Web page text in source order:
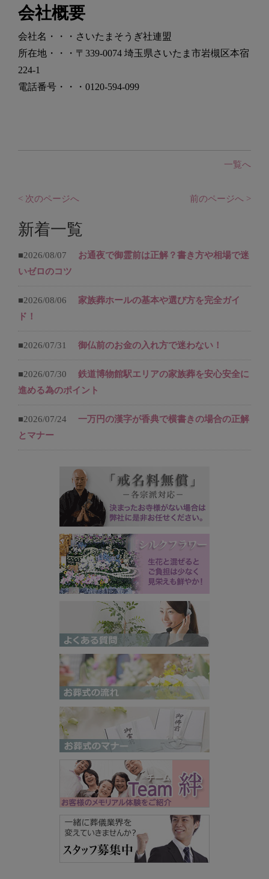
会社概要
会社名・・・さいたまそうぎ社連盟
所在地・・・〒339-0074 埼玉県さいたま市岩槻区本宿
224-1
電話番号・・・0120-594-099
一覧へ
< 次のページへ 前のページへ >
新着一覧
■2026/08/07
お通夜で御霊前は正解？書き方や相場で迷
いゼロのコツ
■2026/08/06
家族葬ホールの基本や選び方を完全ガイ
ド！
■2026/07/31 御仏前のお金の入れ方で迷わない！
■2026/07/30
鉄道博物館駅エリアの家族葬を安心安全に
進める為のポイント
■2026/07/24
一万円の漢字が香典で横書きの場合の正解
とマナー